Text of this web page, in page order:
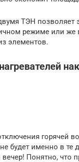
ТЭН позволяет
режиме или же
элементов.
горячей
будет именно в те
Понятно, что